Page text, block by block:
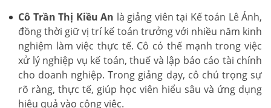
Cô Trần Thị Kiều An là giảng viên tại Kế toán Lê Ánh,
đồng thời giữ vị trí kế toán trưởng với nhiều năm kinh
nghiệm làm việc thực tế. Cô có thế mạnh trong việc
xử lý nghiệp vụ kế toán, thuế và lập báo cáo tài chính
cho doanh nghiệp. Trong giảng dạy, cô chú trọng sự
rõ ràng, thực tế, giúp học viên hiểu sâu và ứng dụng
hiệu quả vào công việc.